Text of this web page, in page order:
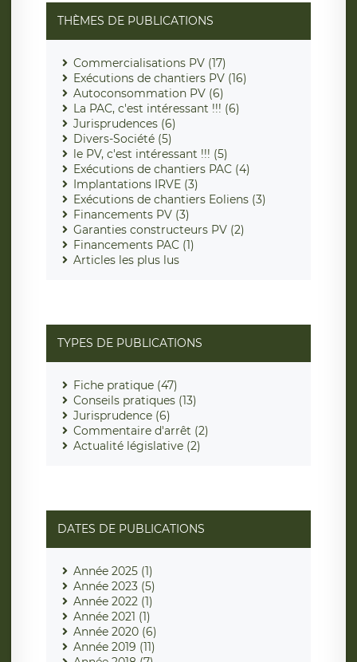
THÈMES DE PUBLICATIONS
Commercialisations PV (17)
Exécutions de chantiers PV (16)
Autoconsommation PV (6)
La PAC, c'est intéressant !!! (6)
Jurisprudences (6)
Divers-Société (5)
le PV, c'est intéressant !!! (5)
Exécutions de chantiers PAC (4)
Implantations IRVE (3)
Exécutions de chantiers Eoliens (3)
Financements PV (3)
Garanties constructeurs PV (2)
Financements PAC (1)
Articles les plus lus
TYPES DE PUBLICATIONS
Fiche pratique (47)
Conseils pratiques (13)
Jurisprudence (6)
Commentaire d'arrêt (2)
Actualité législative (2)
DATES DE PUBLICATIONS
Année 2025 (1)
Année 2023 (5)
Année 2022 (1)
Année 2021 (1)
Année 2020 (6)
Année 2019 (11)